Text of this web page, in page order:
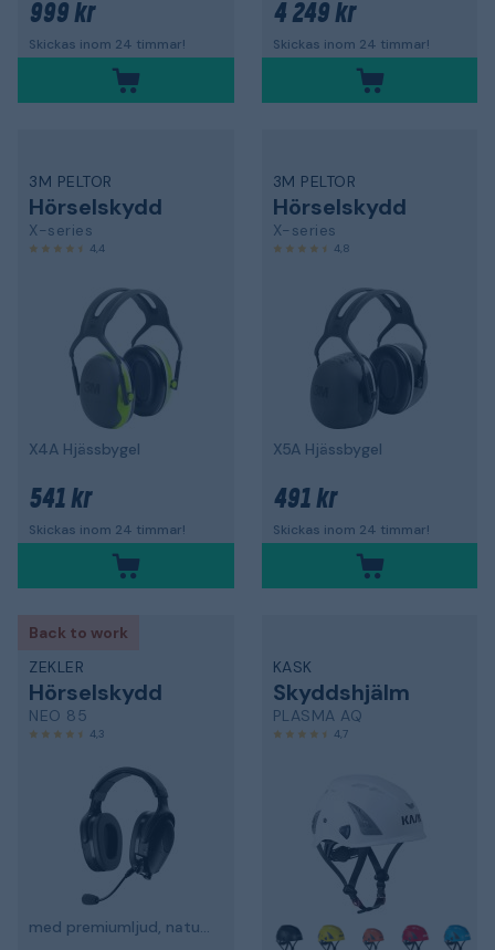
999 kr
Skickas inom 24 timmar!
4 249 kr
Skickas inom 24 timmar!
3M PELTOR
Hörselskydd
X-series
4,4
X4A Hjässbygel
541 kr
Skickas inom 24 timmar!
3M PELTOR
Hörselskydd
X-series
4,8
X5A Hjässbygel
491 kr
Skickas inom 24 timmar!
Back to work
ZEKLER
Hörselskydd
NEO 85
4,3
med premiumljud, naturlig transparens och bommikrofon
KASK
Skyddshjälm
PLASMA AQ
4,7